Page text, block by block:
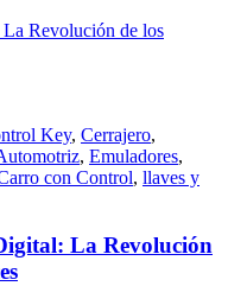
Key, Cerrajero,
, Emuladores,
con Control, llaves y
La Revolución